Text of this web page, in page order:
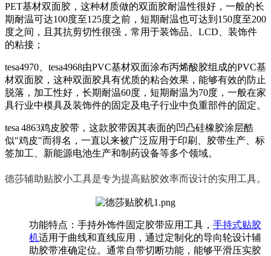
PET基材双面胶，这种材质做的双面胶耐温性很好，一般的长
期耐温可达100度至125度之前，短期耐温也可达到150度至200
度之间，且其抗剪切性很强，常用于装饰品、LCD、装饰件
的粘接；
tesa4970、tesa4968由PVC基材双面涂布丙烯酸胶组成的PVC基
材双面胶，这种双面胶具有优质的粘合效果，能够有效的防止
脱落，加工性好，长期耐温60度，短期耐温为70度，一般在家
具行业中模具及装饰件的固定及电子行业中负重部件的固定。
tesa 4863鸡皮胶带，这款胶带因其表面的凹凸硅橡胶涂层酷
似"鸡皮"而得名，一直以来被广泛应用于印刷、胶带生产、标
签加工、新能源电池生产和制药设备等多个领域。
德莎辅助贴胶小工具是专为提高贴胶效率而设计的实用工具‌。
功能特点 ‌：手持外饰件固定胶带应用工具， 手持式贴胶
机适用于曲线和直线应用，通过定制化的导向轮设计辅
助胶带准确定位。通常自带切断功能，能够平滑压实胶